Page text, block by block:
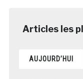
AUJOURD’HUI